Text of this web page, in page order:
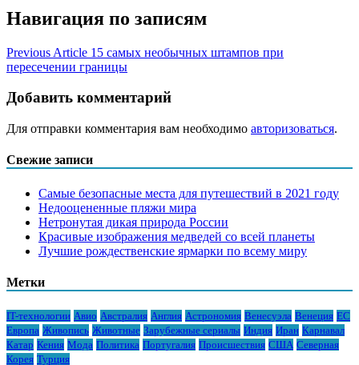
Навигация по записям
Previous Article 15 самых необычных штампов при
пересечении границы
Добавить комментарий
Для отправки комментария вам необходимо авторизоваться.
Свежие записи
Самые безопасные места для путешествий в 2021 году
Недооцененные пляжи мира
Нетронутая дикая природа России
Красивые изображения медведей со всей планеты
Лучшие рождественские ярмарки по всему миру
Метки
IT-технологии Авио Австралия Англия Астрономия Венесуэла Венеция ЕС
Европа Живопись Животные Зарубежные сериалы Индия Иран Карнавал
Катар Кения Мода Политика Португалия Происшествия США Северная
Корея Турция